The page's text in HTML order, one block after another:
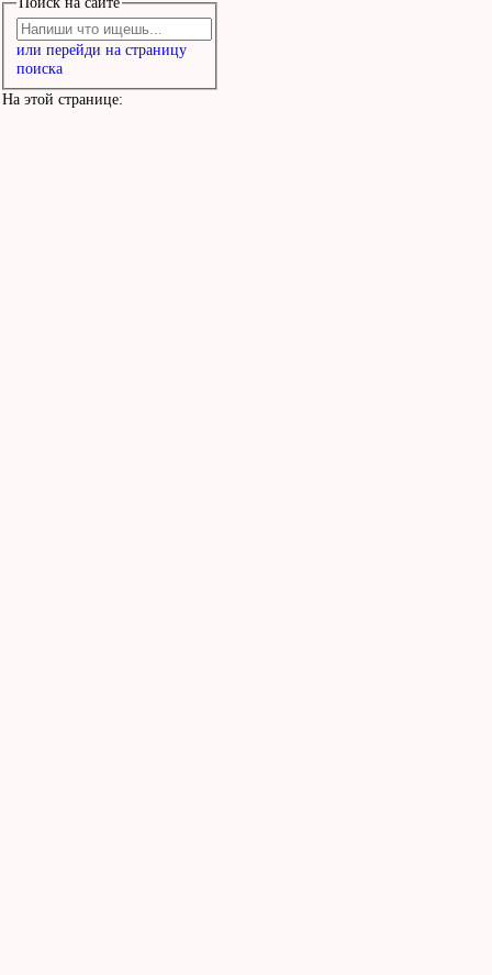
или перейди на страницу
поиска
На этой странице: